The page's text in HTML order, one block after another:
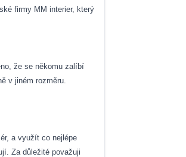
firmy MM interier, který
že se někomu zalíbí
v jiném rozměru.
a využít co nejlépe
Za důležité považuji